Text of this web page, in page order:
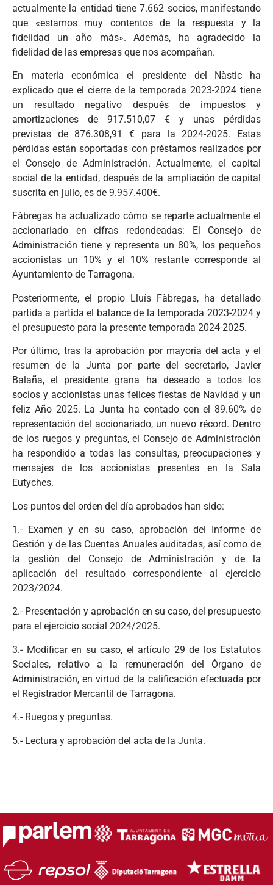
actualmente la entidad tiene 7.662 socios, manifestando
que «estamos muy contentos de la respuesta y la
fidelidad un año más». Además, ha agradecido la
fidelidad de las empresas que nos acompañan.
En materia económica el presidente del Nàstic ha
explicado que el cierre de la temporada 2023-2024 tiene
un resultado negativo después de impuestos y
amortizaciones de 917.510,07 € y unas pérdidas
previstas de 876.308,91 € para la 2024-2025. Estas
pérdidas están soportadas con préstamos realizados por
el Consejo de Administración. Actualmente, el capital
social de la entidad, después de la ampliación de capital
suscrita en julio, es de 9.957.400€.
Fàbregas ha actualizado cómo se reparte actualmente el
accionariado en cifras redondeadas: El Consejo de
Administración tiene y representa un 80%, los pequeños
accionistas un 10% y el 10% restante corresponde al
Ayuntamiento de Tarragona.
Posteriormente, el propio Lluís Fàbregas, ha detallado
partida a partida el balance de la temporada 2023-2024 y
el presupuesto para la presente temporada 2024-2025.
Por último, tras la aprobación por mayoría del acta y el
resumen de la Junta por parte del secretario, Javier
Balaña, el presidente grana ha deseado a todos los
socios y accionistas unas felices fiestas de Navidad y un
feliz Año 2025. La Junta ha contado con el 89.60% de
representación del accionariado, un nuevo récord. Dentro
de los ruegos y preguntas, el Consejo de Administración
ha respondido a todas las consultas, preocupaciones y
mensajes de los accionistas presentes en la Sala
Eutyches.
Los puntos del orden del día aprobados han sido:
1.- Examen y en su caso, aprobación del Informe de
Gestión y de las Cuentas Anuales auditadas, así como de
la gestión del Consejo de Administración y de la
aplicación del resultado correspondiente al ejercicio
2023/2024.
2.- Presentación y aprobación en su caso, del presupuesto
para el ejercicio social 2024/2025.
3.- Modificar en su caso, el artículo 29 de los Estatutos
Sociales, relativo a la remuneración del Órgano de
Administración, en virtud de la calificación efectuada por
el Registrador Mercantil de Tarragona.
4.- Ruegos y preguntas.
5.- Lectura y aprobación del acta de la Junta.